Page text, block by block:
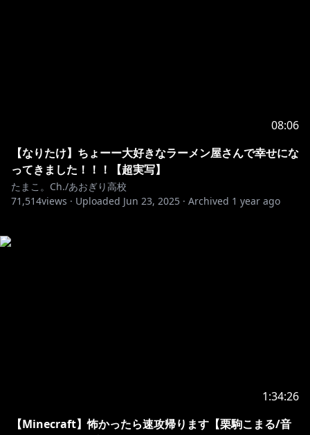
08:06
【なりたけ】ちょーー大好きなラーメン屋さんで幸せにな
ってきました！！！【超実写】
たまこ。Ch./あおぎり高校
71,514views · Uploaded Jun 23, 2025 · Archived 1 year ago
1:34:26
【Minecraft】怖かったら速攻帰ります【栗駒こまる/音